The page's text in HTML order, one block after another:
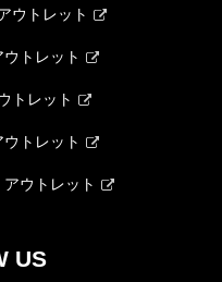
ウトレット
トレット
トレット
トレット
ウトレット
US